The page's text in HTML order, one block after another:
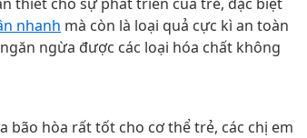
nhanh mà còn là loại quả cực kì an toàn
ngừa được các loại hóa chất không
bão hòa rất tốt cho cơ thể trẻ, các chị em